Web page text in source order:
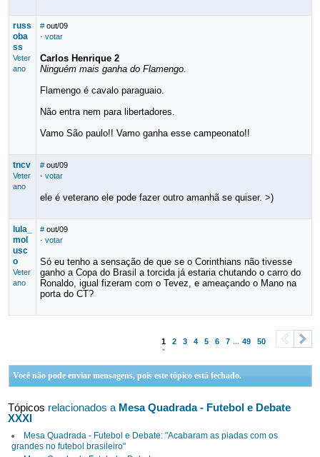
russ
oba
ss
Veter
ano
# out/09
· votar
Carlos Henrique 2
Ninguém mais ganha do Flamengo.
Flamengo é cavalo paraguaio.
Não entra nem para libertadores.
Vamo São paulo!! Vamo ganha esse campeonato!!
tncv
Veter
ano
# out/09
· votar
ele é veterano ele pode fazer outro amanhã se quiser. >)
lula_
mol
usc
o
Veter
ano
# out/09
· votar
Só eu tenho a sensação de que se o Corinthians não tivesse
ganho a Copa do Brasil a torcida já estaria chutando o carro do
Ronaldo, igual fizeram com o Tevez, e ameaçando o Mano na
porta do CT?
1 2 3 4 5 6 7 ... 49 50
< >
Você não pode enviar mensagens, pois este tópico está fechado.
Tópicos relacionados a Mesa Quadrada - Futebol e Debate
XXXI
Mesa Quadrada - Futebol e Debate: "Acabaram as piadas com os
grandes no futebol brasileiro"